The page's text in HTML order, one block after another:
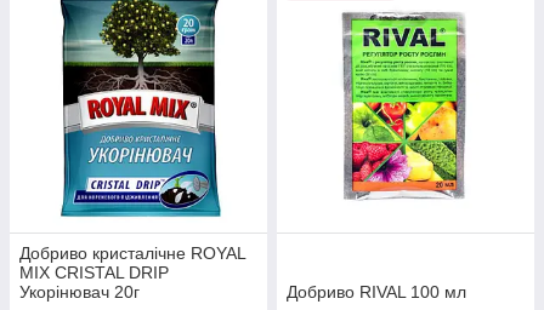
Добриво кристалічне ROYAL
MIX CRISTAL DRIP
Укорінювач 20г
Добриво RIVAL 100 мл